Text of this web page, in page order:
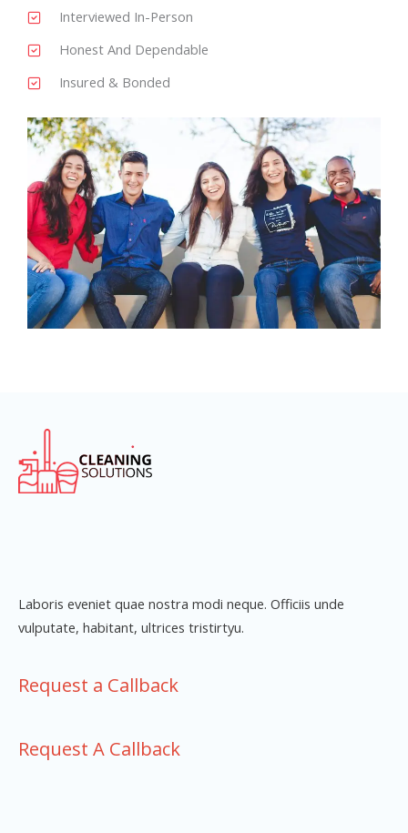
Interviewed In-Person
Honest And Dependable
Insured & Bonded
Laboris eveniet quae nostra modi neque. Officiis unde
vulputate, habitant, ultrices tristirtyu.
Request a Callback
Request A Callback